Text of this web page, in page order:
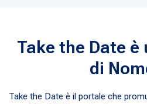
Take the Date
di
Take the Date è il portale che